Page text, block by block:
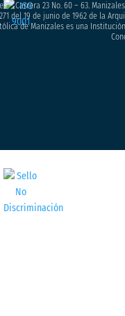
– Carrera 23 No. 60 – 63.
del 19 de junio de 1962 de la
de Manizales es una